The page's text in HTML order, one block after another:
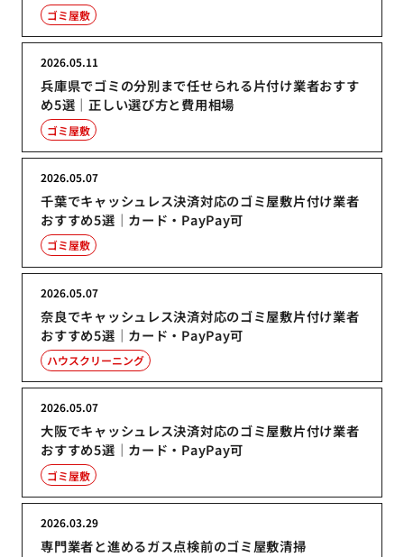
ゴミ屋敷
兵庫県でゴミの分別まで任せられる片付け業者おすす
め5選｜正しい選び方と費用相場
2026.05.11
ゴミ屋敷
千葉でキャッシュレス決済対応のゴミ屋敷片付け業者
おすすめ5選｜カード・PayPay可
2026.05.07
ゴミ屋敷
奈良でキャッシュレス決済対応のゴミ屋敷片付け業者
おすすめ5選｜カード・PayPay可
2026.05.07
ハウスクリーニング
大阪でキャッシュレス決済対応のゴミ屋敷片付け業者
おすすめ5選｜カード・PayPay可
2026.05.07
ゴミ屋敷
専門業者と進めるガス点検前のゴミ屋敷清掃
2026.03.29